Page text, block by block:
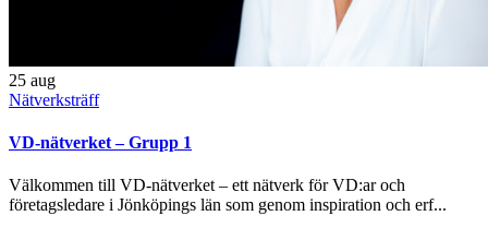
25 aug
Nätverksträff
VD-nätverket – Grupp 1
Välkommen till VD-nätverket – ett nätverk för VD:ar och
företagsledare i Jönköpings län som genom inspiration och erf...